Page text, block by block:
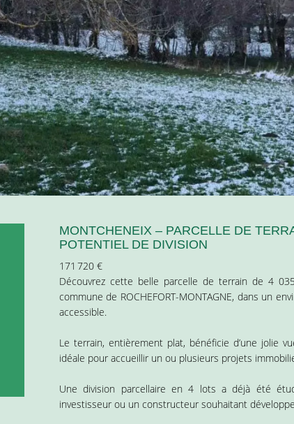
MONTCHENEIX – PARCELLE DE
POTENTIEL DE DIVISION
171 720 €
Découvrez cette belle parcelle de terrain de 4
commune de ROCHEFORT-MONTAGNE, dans un
accessible.
Le terrain, entièrement plat, bénéficie d’une jolie
idéale pour accueillir un ou plusieurs projets
Une division parcellaire en 4 lots a déjà été
investisseur ou un constructeur souhaitant